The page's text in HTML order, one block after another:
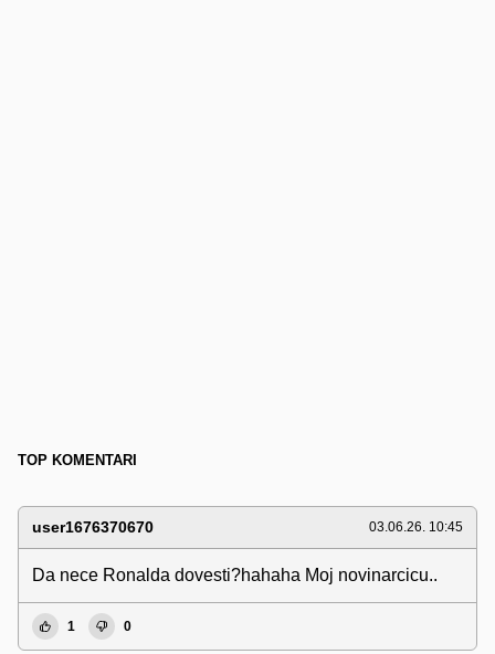
TOP KOMENTARI
user1676370670 03.06.26. 10:45
Da nece Ronalda dovesti?hahaha Moj novinarcicu..
1 0